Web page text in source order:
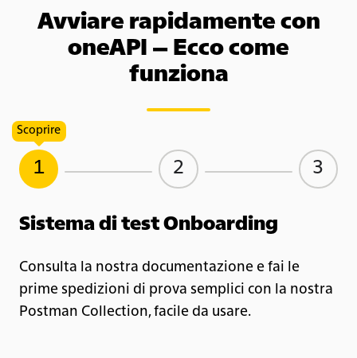
Avviare rapidamente con
oneAPI – Ecco come
funziona
Scoprire
1 2 3
Sistema di test Onboarding
Consulta la nostra documentazione e fai le
prime spedizioni di prova semplici con la nostra
Postman Collection, facile da usare.